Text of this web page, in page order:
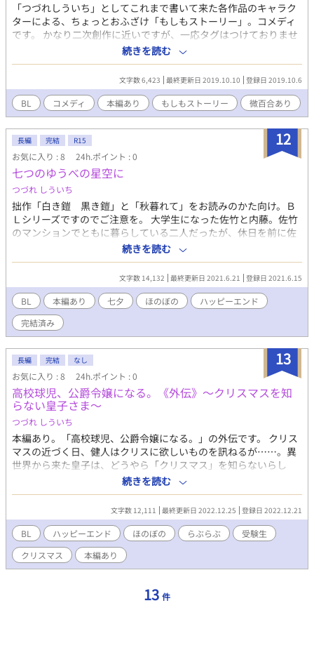
「つづれしういち」としてこれまで書いて来た各作品のキャラク
ターによる、ちょっとおふざけ「もしもストーリー」。コメディ
です。 かなり二次創作に近いですが、一応タグはつけておりませ
ん（すべて自分の作品なので）。 第一話は「白き鎧 黒き鎧」よ
り、サーティークとヴァイハルト。 第二話以降も、そのときどき
で思い付きやリクエストのあったＣＰで（リクエストについては
必ず書けるとは限りません）書いていこうかと思います。 不定期
更新。適当にお付き合いくだされば。 「小説家になろう」と同時
連載です。
続きを読む
文字数 6,423 最終更新日 2019.10.10 登録日 2019.10.6
BL コメディ 本編あり もしもストーリー 微百合あり
12
長編 完結 R15
お気に入り : 8 24h.ポイント : 0
七つのゆうべの星空に
つづれ しういち
拙作「白き鎧 黒き鎧」と「秋暮れて」をお読みのかた向け。Ｂ
Ｌシリーズですのでご注意を。 大学生になった佐竹と内藤。佐竹
のマンションでともに暮らしている二人だったが、休日を前に佐
竹の母・馨子が「数日泊めて」と帰ってきて……。 ごく短く終わ
る予定です。よろしかったらどうぞ～。
続きを読む
文字数 14,132 最終更新日 2021.6.21 登録日 2021.6.15
BL 本編あり 七夕 ほのぼの
ハッピーエンド
完結済み
13
長編 完結 なし
お気に入り : 8 24h.ポイント : 0
高校球児、公爵令嬢になる。《外伝》～クリスマスを知
らない皇子さま～
つづれ しういち
本編あり。「高校球児、公爵令嬢になる。」の外伝です。 クリス
マスの近づく日、健人はクリスに欲しいものを訊ねるが……。異
世界から来た皇子は、どうやら「クリスマス」を知らないらし
い！ 「オレがあげられるものってなんだろう？？？」思い悩む健
人に、クリスは……。 らぶらぶほのぼの外伝です。 ※「小説家に
なろう」「カクヨム」と同時連載
続きを読む
文字数 12,111 最終更新日 2022.12.25 登録日 2022.12.21
BL ハッピーエンド ほのぼの らぶらぶ
受験生
クリスマス
本編あり
13 件